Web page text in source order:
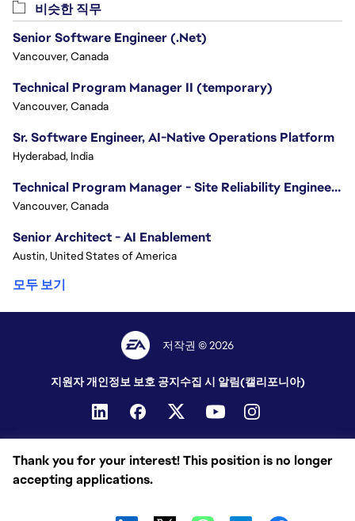
Thank you for your interest! This position is no longer
accepting applications.
비슷한 직무
Senior Software Engineer (.Net)
Vancouver, Canada
Technical Program Manager II (temporary)
Vancouver, Canada
Sr. Software Engineer, AI-Native Operations Platform
Hyderabad, India
Technical Program Manager - Site Reliability Engineering (SRE)
Vancouver, Canada
Senior Architect - AI Enablement
Austin, United States of America
모두 보기
저작권 © 2026
지원자 개인정보 보호 공지수집 시 알림(캘리포니아)